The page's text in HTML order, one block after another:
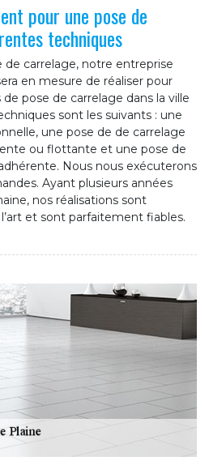
pour une pose de
techniques
de carrelage, notre entreprise
en mesure de réaliser pour
pose de carrelage dans la ville
sont les suivants : une
une pose de de carrelage
ou flottante et une pose de
Nous nous exécuterons
Ayant plusieurs années
nos réalisations sont
et sont parfaitement fiables.